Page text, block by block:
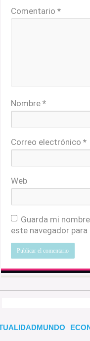
Comentario*
Nombre*
Correo electrónico*
Web
Guarda mi
este navegador
MUNDO